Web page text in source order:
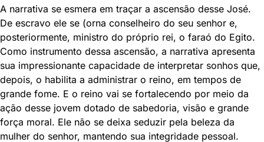
A narrativa se esmera em traçar a ascensão desse José.
De escravo ele se (orna conselheiro do seu senhor e,
posteriormente, ministro do próprio rei, o faraó do Egito.
Como instrumento dessa ascensão, a narrativa apresenta
sua impressionante capacidade de interpretar sonhos que,
depois, o habilita a administrar o reino, em tempos de
grande fome. E o reino vai se fortalecendo por meio da
ação desse jovem dotado de sabedoria, visão e grande
força moral. Ele não se deixa seduzir pela beleza da
mulher do senhor, mantendo sua integridade pessoal.